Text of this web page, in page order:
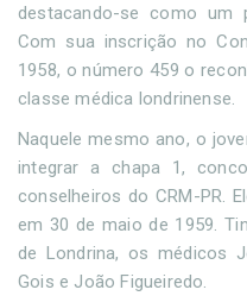
destacando-se como um
Com sua inscrição no
1958, o número 459 o
classe médica londrinense.
Naquele mesmo ano, o
integrar a chapa 1,
conselheiros do CRM-PR.
em 30 de maio de 1959.
de Londrina, os médicos
Gois e João Figueiredo.